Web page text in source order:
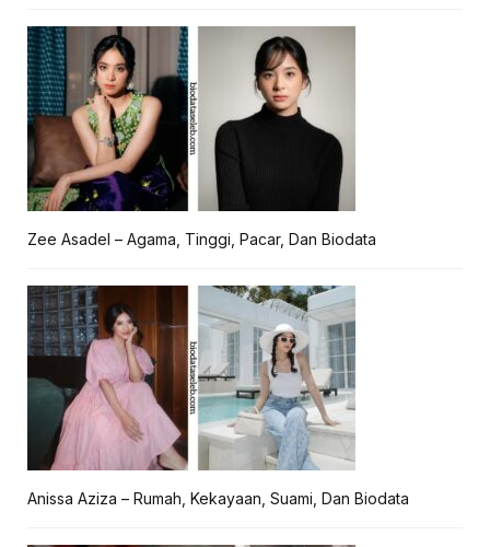
Zee Asadel – Agama, Tinggi, Pacar, Dan Biodata
Anissa Aziza – Rumah, Kekayaan, Suami, Dan Biodata